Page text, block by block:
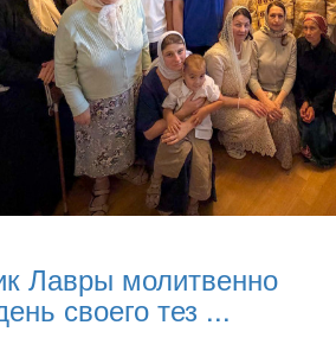
Лавры молитвенно
своего тез ...